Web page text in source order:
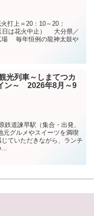
打上＝20：10～20：
日は花火中止） 大分県／
場 毎年恒例の龍神太鼓や
光列車～しまてつカ
ン～ 2026年8月～9
道諫早駅（集合・出発、
グルメやスイーツを満喫
ていただきながら、ランチ